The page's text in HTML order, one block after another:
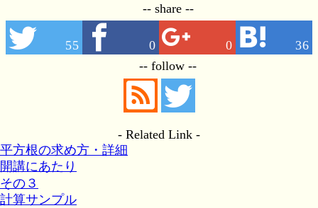
-- share --
55 0 0 36
-- follow --
- Related Link -
平方根の求め方・詳細
開講にあたり
その３
計算サンプル